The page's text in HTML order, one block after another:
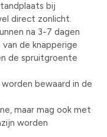
bij
direct zonlicht.
na 3-7 dagen
de knapperige
de spruitgroente
bewaard in de
maar mag ook met
worden